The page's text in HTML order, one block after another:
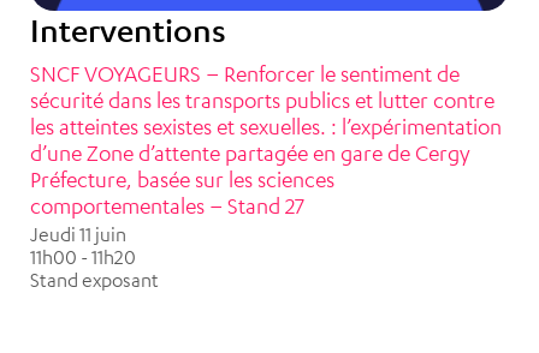
Interventions
SNCF VOYAGEURS – Renforcer le sentiment de
sécurité dans les transports publics et lutter contre
les atteintes sexistes et sexuelles. : l’expérimentation
d’une Zone d’attente partagée en gare de Cergy
Préfecture, basée sur les sciences
comportementales – Stand 27
Jeudi 11 juin
11h00 - 11h20
Stand exposant